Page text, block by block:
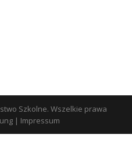
Szkolne. Wszelkie prawa
| Impressum